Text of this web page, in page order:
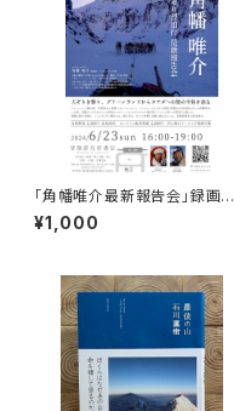
「角幡唯介最新報告会」録画視
聴権
¥1,000